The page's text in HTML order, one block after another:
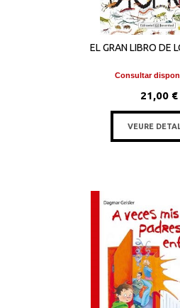
EL GRAN LIBRO DE
Consultar
21,00 €
VEURE